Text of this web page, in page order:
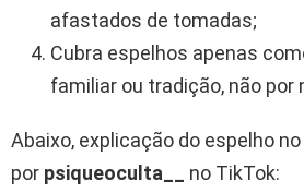
afastados de tomadas;
Cubra espelhos apenas
familiar ou tradição, não
Abaixo, explicação do espelho
por psiqueoculta__ no TikTok: